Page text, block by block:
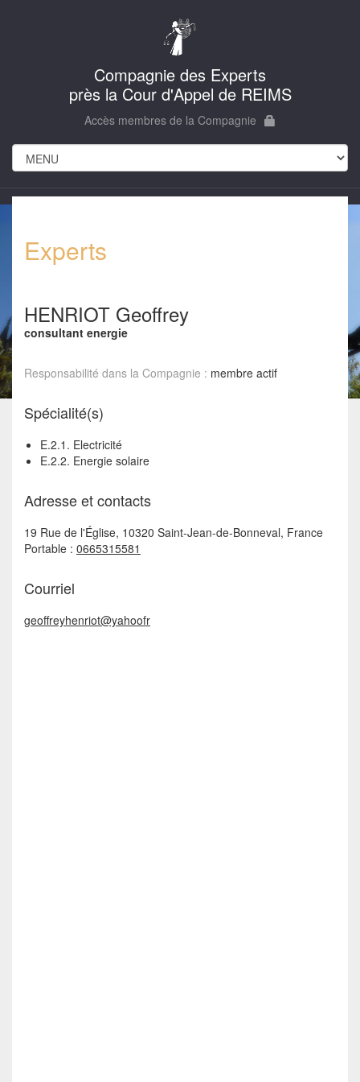
Compagnie des Experts
près la Cour d'Appel de REIMS
Accès membres de la Compagnie
Experts
HENRIOT Geoffrey
consultant energie
Responsabilité dans la Compagnie : membre actif
Spécialité(s)
E.2.1. Electricité
E.2.2. Energie solaire
Adresse et contacts
19 Rue de l'Église, 10320 Saint-Jean-de-Bonneval, France
Portable : 0665315581
Courriel
geoffreyhenriot@yahoofr